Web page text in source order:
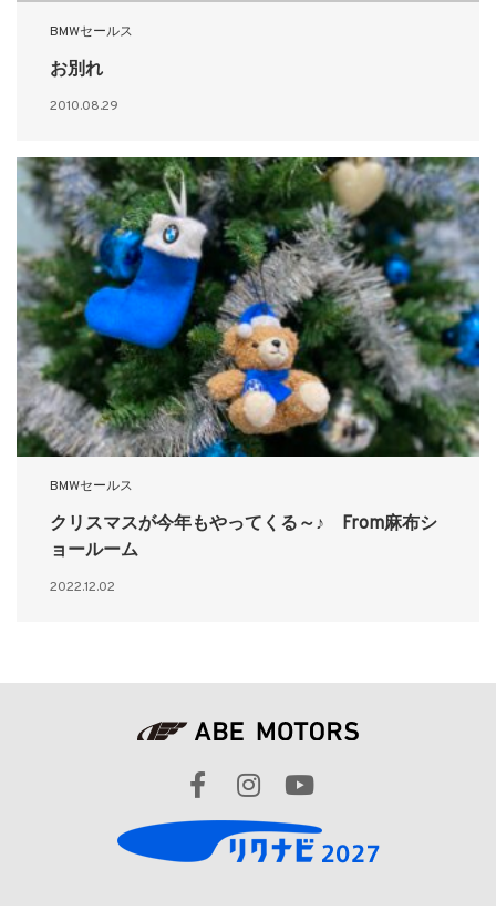
BMWセールス
お別れ
2010.08.29
BMWセールス
クリスマスが今年もやってくる～♪ From麻布シ
ョールーム
2022.12.02